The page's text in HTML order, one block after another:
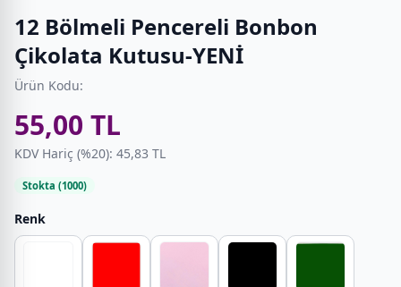
12 Bölmeli Pencereli Bonbon
Çikolata Kutusu-YENİ
Ürün Kodu:
55,00 TL
KDV Hariç (%20): 45,83 TL
Stokta (1000)
Renk